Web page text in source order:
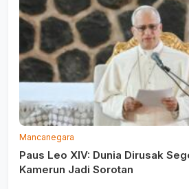
Mancanegara
Paus Leo XIV: Dunia Dirusak
Kamerun Jadi Sorotan